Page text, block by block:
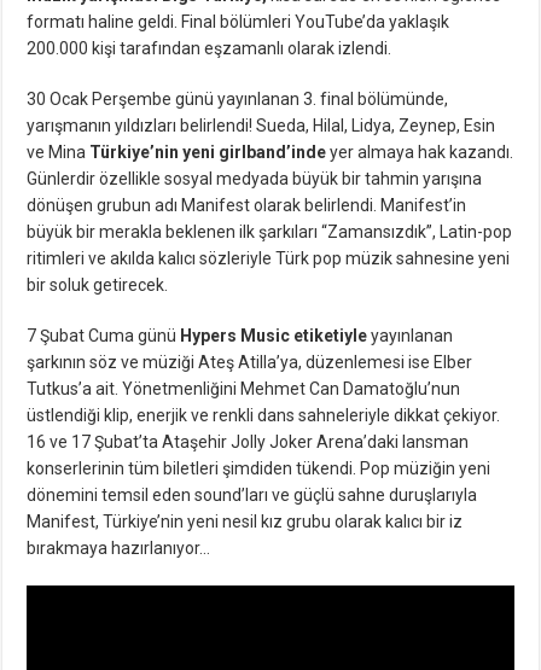
formatı haline geldi. Final bölümleri YouTube’da yaklaşık
200.000 kişi tarafından eşzamanlı olarak izlendi.
30 Ocak Perşembe günü yayınlanan 3. final bölümünde,
yarışmanın yıldızları belirlendi! Sueda, Hilal, Lidya, Zeynep, Esin
ve Mina Türkiye’nin yeni girlband’indeyer almaya hak kazandı.
Günlerdir özellikle sosyal medyada büyük bir tahmin yarışına
dönüşen grubun adı Manifest olarak belirlendi. Manifest’in
büyük bir merakla beklenen ilk şarkıları “Zamansızdık”, Latin-pop
ritimleri ve akılda kalıcı sözleriyle Türk pop müzik sahnesine yeni
bir soluk getirecek.
7 Şubat Cuma günü Hypers Music etiketiyleyayınlanan
şarkının söz ve müziği Ateş Atilla’ya, düzenlemesi ise Elber
Tutkus’a ait. Yönetmenliğini Mehmet Can Damatoğlu’nun
üstlendiği klip, enerjik ve renkli dans sahneleriyle dikkat çekiyor.
16 ve 17 Şubat’ta Ataşehir Jolly Joker Arena’daki lansman
konserlerinin tüm biletleri şimdiden tükendi. Pop müziğin yeni
dönemini temsil eden sound’ları ve güçlü sahne duruşlarıyla
Manifest, Türkiye’nin yeni nesil kız grubu olarak kalıcı bir iz
bırakmaya hazırlanıyor…